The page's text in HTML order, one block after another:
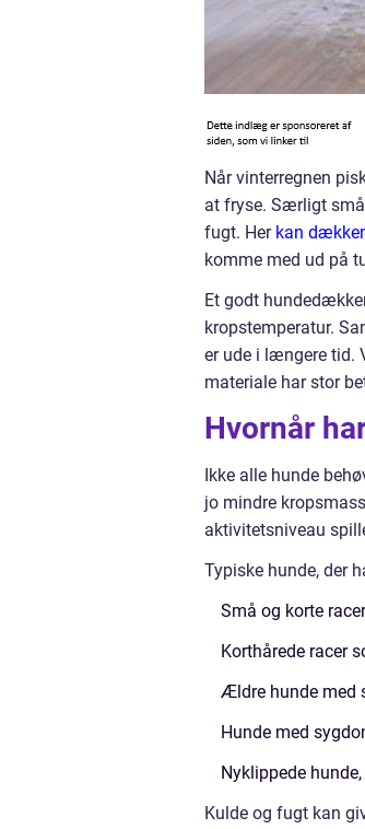
Når vinterregnen
at fryse. Særligt små
fugt. Her kan
komme med ud på
Et godt
kropstemperatur.
er ude i længere tid.
materiale har stor
Hvornår
Ikke alle hunde
jo mindre
aktivitetsniveau
Typiske hunde, der
Små og korte
Korthårede racer
Ældre hunde med
Hunde med
Nyklippede
Kulde og fugt kan